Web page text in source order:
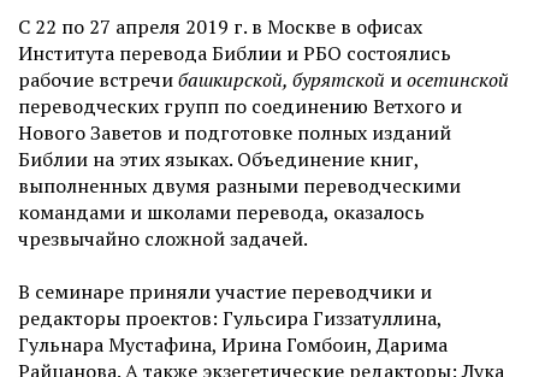
С 22 по 27 апреля 2019 г. в Москве в офисах
Института перевода Библии и РБО состоялись
рабочие встречибашкирской, бурятской иосетинской
переводческих групп по соединению Ветхого и
Нового Заветов и подготовке полных изданий
Библии на этих языках. Объединение книг,
выполненных двумя разными переводческими
командами и школами перевода, оказалось
чрезвычайно сложной задачей.
В семинаре приняли участие переводчики и
редакторы проектов: Гульсира Гиззатуллина,
Гульнара Мустафина, Ирина Гомбоин, Дарима
Райцанова. А также экзегетические редакторы: Лука